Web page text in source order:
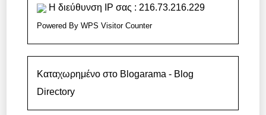
Η διεύθυνση IP σας : 216.73.216.229
Powered ByWPS Visitor Counter
Καταχωρημένο στο Blogarama - Blog
Directory